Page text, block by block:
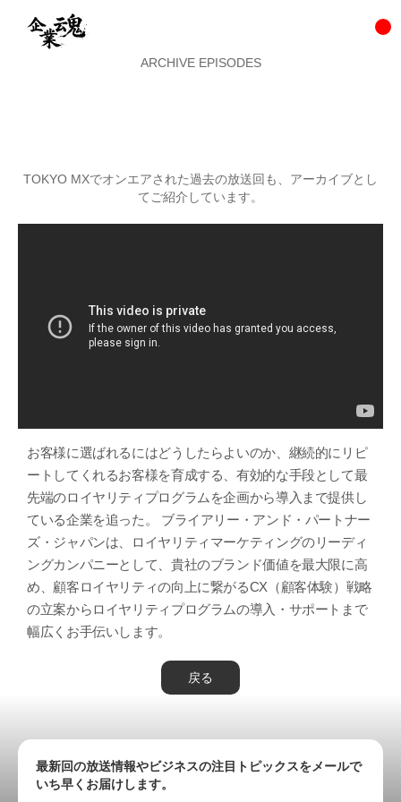
ARCHIVE EPISODES
TOKYO MXでオンエアされた過去の放送回も、アーカイブとし
てご紹介しています。
お客様に選ばれるにはどうしたらよいのか、継続的にリピ
ートしてくれるお客様を育成する、有効的な手段として最
先端のロイヤリティプログラムを企画から導入まで提供し
ている企業を追った。 ブライアリー・アンド・パートナー
ズ・ジャパンは、ロイヤリティマーケティングのリーディ
ングカンパニーとして、貴社のブランド価値を最大限に高
め、顧客ロイヤリティの向上に繋がるCX（顧客体験）戦略
の立案からロイヤリティプログラムの導入・サポートまで
幅広くお手伝いします。
戻る
最新回の放送情報やビジネスの注目トピックスをメールで
いち早くお届けします。